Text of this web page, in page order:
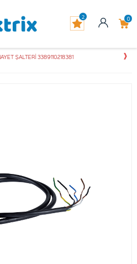
0
2
ŞALTERİ 3389110218381